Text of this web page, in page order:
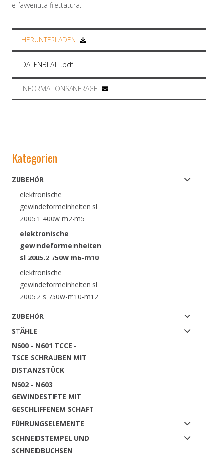
Kategorien
ZUBEHÖR
elektronische
gewindeformeinheiten sl
2005.1 400w m2-m5
elektronische
gewindeformeinheiten
sl 2005.2 750w m6-m10
elektronische
gewindeformeinheiten sl
2005.2 s 750w-m10-m12
ZUBEHÖR
STÄHLE
N600 - N601 TCCE -
TSCE SCHRAUBEN MIT
DISTANZSTÜCK
N602 - N603
GEWINDESTIFTE MIT
GESCHLIFFENEM SCHAFT
FÜHRUNGSELEMENTE
SCHNEIDSTEMPEL UND
SCHNEIDBUCHSEN
e l’avvenuta filettatura.
HERUNTERLADEN
DATENBLATT.pdf
INFORMATIONSANFRAGE